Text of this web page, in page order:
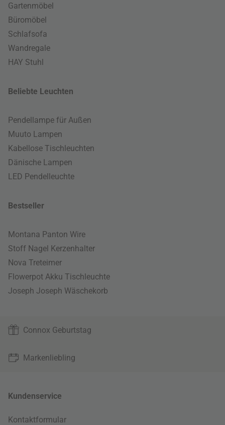
Gartenmöbel
Büromöbel
Schlafsofa
Wandregale
HAY Stuhl
Beliebte Leuchten
Pendellampe für Außen
Muuto Lampen
Kabellose Tischleuchten
Dänische Lampen
LED Pendelleuchte
Bestseller
Montana Panton Wire
Stoff Nagel Kerzenhalter
Nova Treteimer
Flowerpot Akku Tischleuchte
Joseph Joseph Wäschekorb
Connox Geburtstag
Markenliebling
Kundenservice
Kontaktformular